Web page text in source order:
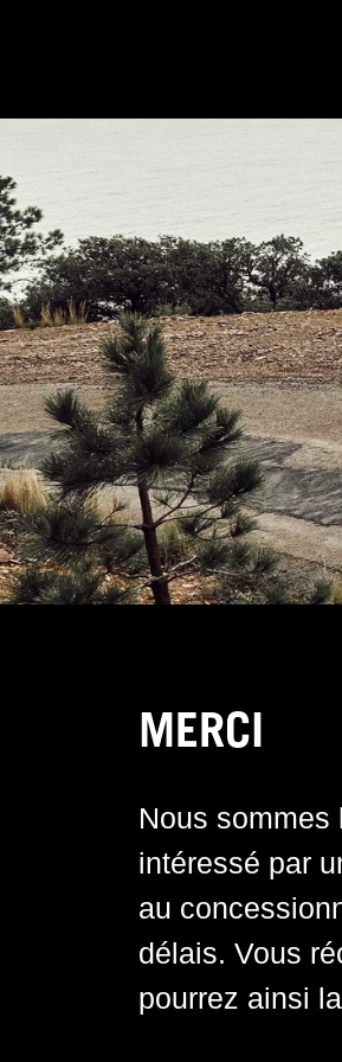
MERCI
Nous sommes
intéressé par
au
délais. Vous
pourrez ainsi
Nous sommes
intéressé par
au
délais. Vous
pourrez ainsi